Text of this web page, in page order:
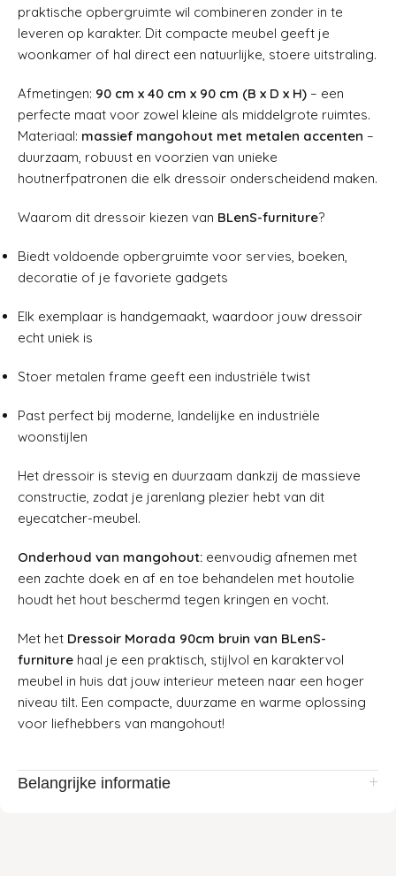
praktische opbergruimte wil combineren zonder in te
leveren op karakter. Dit compacte meubel geeft je
woonkamer of hal direct een natuurlijke, stoere uitstraling.
Afmetingen: 90 cm x 40 cm x 90 cm (B x D x H) – een
perfecte maat voor zowel kleine als middelgrote ruimtes.
Materiaal: massief mangohout met metalen accenten –
duurzaam, robuust en voorzien van unieke
houtnerfpatronen die elk dressoir onderscheidend maken.
Waarom dit dressoir kiezen van BLenS-furniture?
Biedt voldoende opbergruimte voor servies, boeken,
decoratie of je favoriete gadgets
Elk exemplaar is handgemaakt, waardoor jouw dressoir
echt uniek is
Stoer metalen frame geeft een industriële twist
Past perfect bij moderne, landelijke en industriële
woonstijlen
Het dressoir is stevig en duurzaam dankzij de massieve
constructie, zodat je jarenlang plezier hebt van dit
eyecatcher-meubel.
Onderhoud van mangohout: eenvoudig afnemen met
een zachte doek en af en toe behandelen met houtolie
houdt het hout beschermd tegen kringen en vocht.
Met het Dressoir Morada 90cm bruin van BLenS-
furniture haal je een praktisch, stijlvol en karaktervol
meubel in huis dat jouw interieur meteen naar een hoger
niveau tilt. Een compacte, duurzame en warme oplossing
voor liefhebbers van mangohout!
Belangrijke informatie